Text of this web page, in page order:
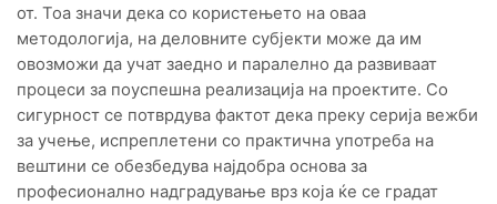
от. Тоа значи дека со користењето на оваа
методологија, на деловните субјекти може да им
овозможи да учат заедно и паралелно да развиваат
процеси за поуспешна реализација на проектите. Со
сигурност се потврдува фактот дека преку серија вежби
за учење, испреплетени со практична употреба на
вештини се обезбедува најдобра основа за
професионално надградување врз која ќе се градат